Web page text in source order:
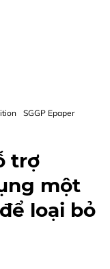
SGGP Epaper
trợ
một
loại bỏ